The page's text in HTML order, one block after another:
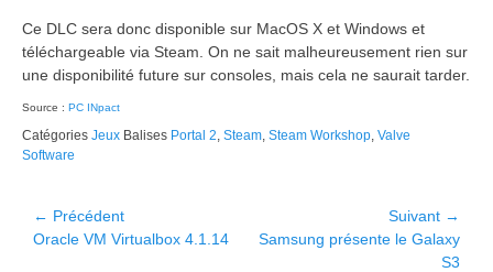
Ce DLC sera donc disponible sur MacOS X et Windows et
téléchargeable via Steam. On ne sait malheureusement rien sur
une disponibilité future sur consoles, mais cela ne saurait tarder.
Source : PC INpact
Catégories Jeux Balises Portal 2, Steam, Steam Workshop, Valve
Software
Navigation
de
← Précédent
Article
Oracle VM Virtualbox 4.1.14
Suivant →
Article
Samsung présente le Galaxy
S3